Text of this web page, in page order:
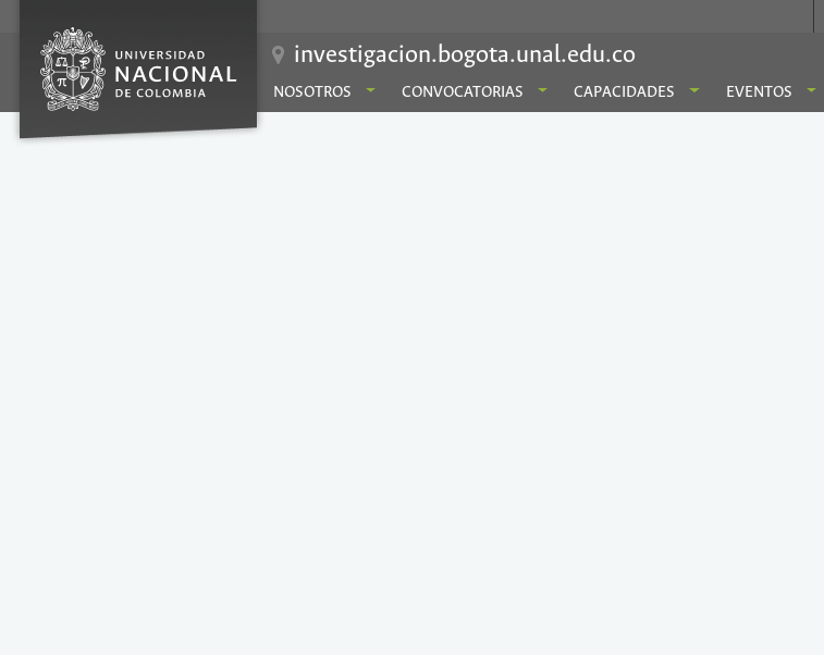
investigacion.bogota.unal.edu.co
NOSOTROS CONVOCATORIAS CAPACIDADES EVENTOS